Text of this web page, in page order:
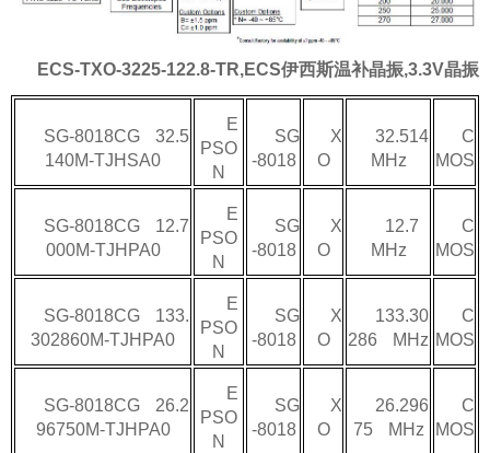
ECS-TXO-3225-122.8-TR,ECS伊西斯温补晶振,3.3V晶振
SG-8018CG 32.5
140M-TJHSA0
E
PSO
N
SG
-8018
X
O
32.514
MHz
C
MOS
SG-8018CG 12.7
000M-TJHPA0
E
PSO
N
SG
-8018
X
O
12.7
MHz
C
MOS
SG-8018CG 133.
302860M-TJHPA0
E
PSO
N
SG
-8018
X
O
133.30
286 MHz
C
MOS
SG-8018CG 26.2
96750M-TJHPA0
E
PSO
N
SG
-8018
X
O
26.296
75 MHz
C
MOS